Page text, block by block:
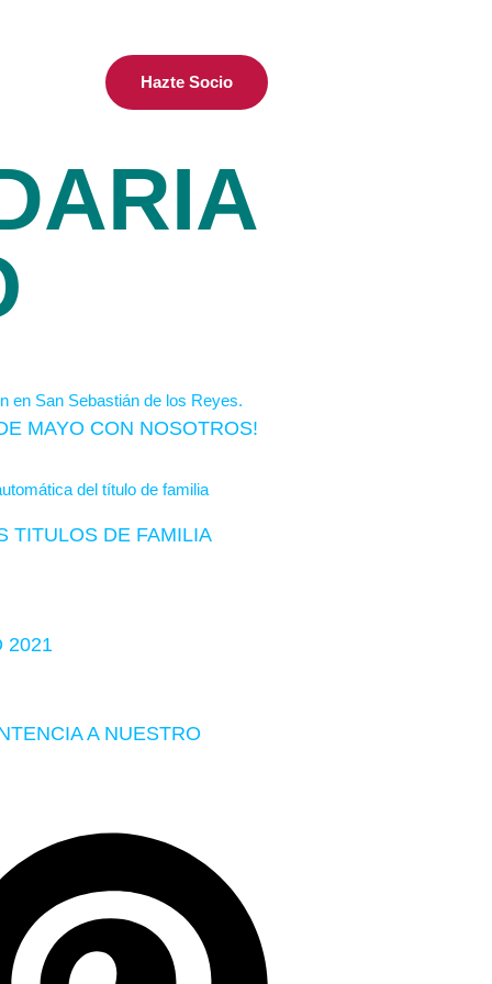
Hazte Socio
MAYO CON NOSOTROS!
TITULOS DE FAMILIA
2021
A NUESTRO